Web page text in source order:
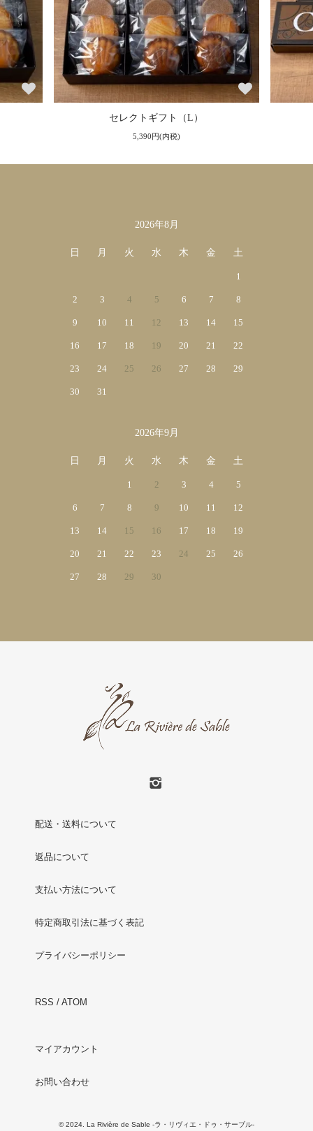
セレクトギフト（L）
5,390円(内税)
2026年8月
日 月 火 水 木 金 土
1
2 3 4 5 6 7 8
9 10 11 12 13 14 15
16 17 18 19 20 21 22
23 24 25 26 27 28 29
30 31
2026年9月
日 月 火 水 木 金 土
1 2 3 4 5
6 7 8 9 10 11 12
13 14 15 16 17 18 19
20 21 22 23 24 25 26
27 28 29 30
配送・送料について
返品について
支払い方法について
特定商取引法に基づく表記
プライバシーポリシー
RSS / ATOM
マイアカウント
お問い合わせ
© 2024. La Rivière de Sable -ラ・リヴィエ・ドゥ・サーブル-